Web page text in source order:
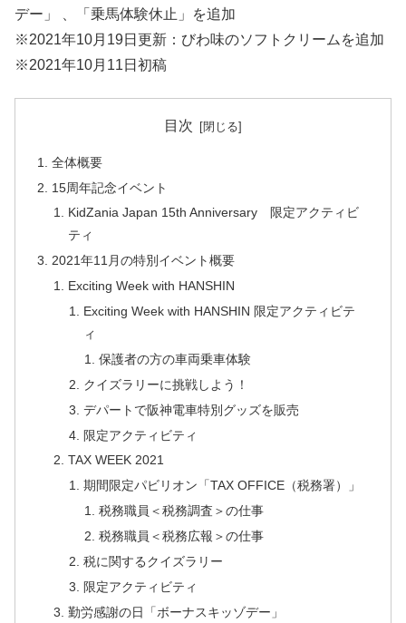
デー」 、「乗馬体験休止」を追加
※2021年10月19日更新：びわ味のソフトクリームを追加
※2021年10月11日初稿
目次
全体概要
15周年記念イベント
KidZania Japan 15th Anniversary 限定アクティビ
ティ
2021年11月の特別イベント概要
Exciting Week with HANSHIN
Exciting Week with HANSHIN 限定アクティビテ
ィ
保護者の方の車両乗車体験
クイズラリーに挑戦しよう！
デパートで阪神電車特別グッズを販売
限定アクティビティ
TAX WEEK 2021
期間限定パビリオン「TAX OFFICE（税務署）」
税務職員＜税務調査＞の仕事
税務職員＜税務広報＞の仕事
税に関するクイズラリー
限定アクティビティ
勤労感謝の日「ボーナスキッゾデー」